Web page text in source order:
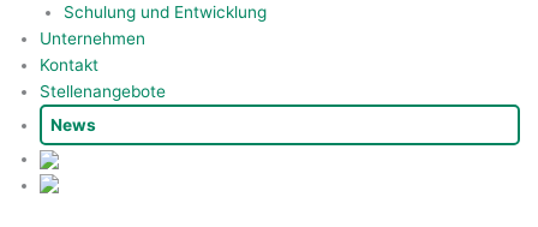
Schulung und Entwicklung
Unternehmen
Kontakt
Stellenangebote
News